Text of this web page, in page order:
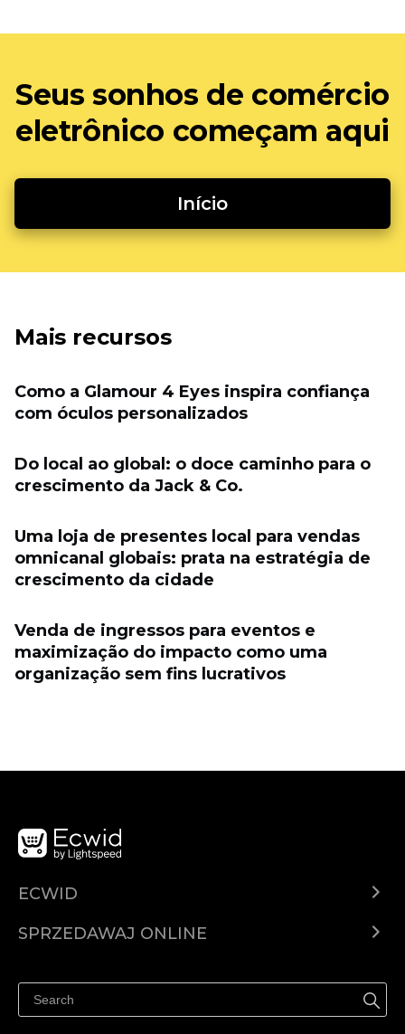
Seus sonhos de comércio
eletrônico começam aqui
Início
Mais recursos
Como a Glamour 4 Eyes inspira confiança
com óculos personalizados
Do local ao global: o doce caminho para o
crescimento da Jack & Co.
Uma loja de presentes local para vendas
omnicanal globais: prata na estratégia de
crescimento da cidade
Venda de ingressos para eventos e
maximização do impacto como uma
organização sem fins lucrativos
ECWID
Cena
SPRZEDAWAJ ONLINE
Sprzedawaj na Facebooku
Sprzedawaj na Instagramie